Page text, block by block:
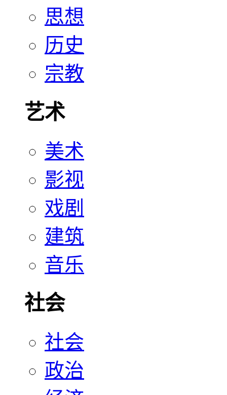
思想
历史
宗教
艺术
美术
影视
戏剧
建筑
音乐
社会
社会
政治